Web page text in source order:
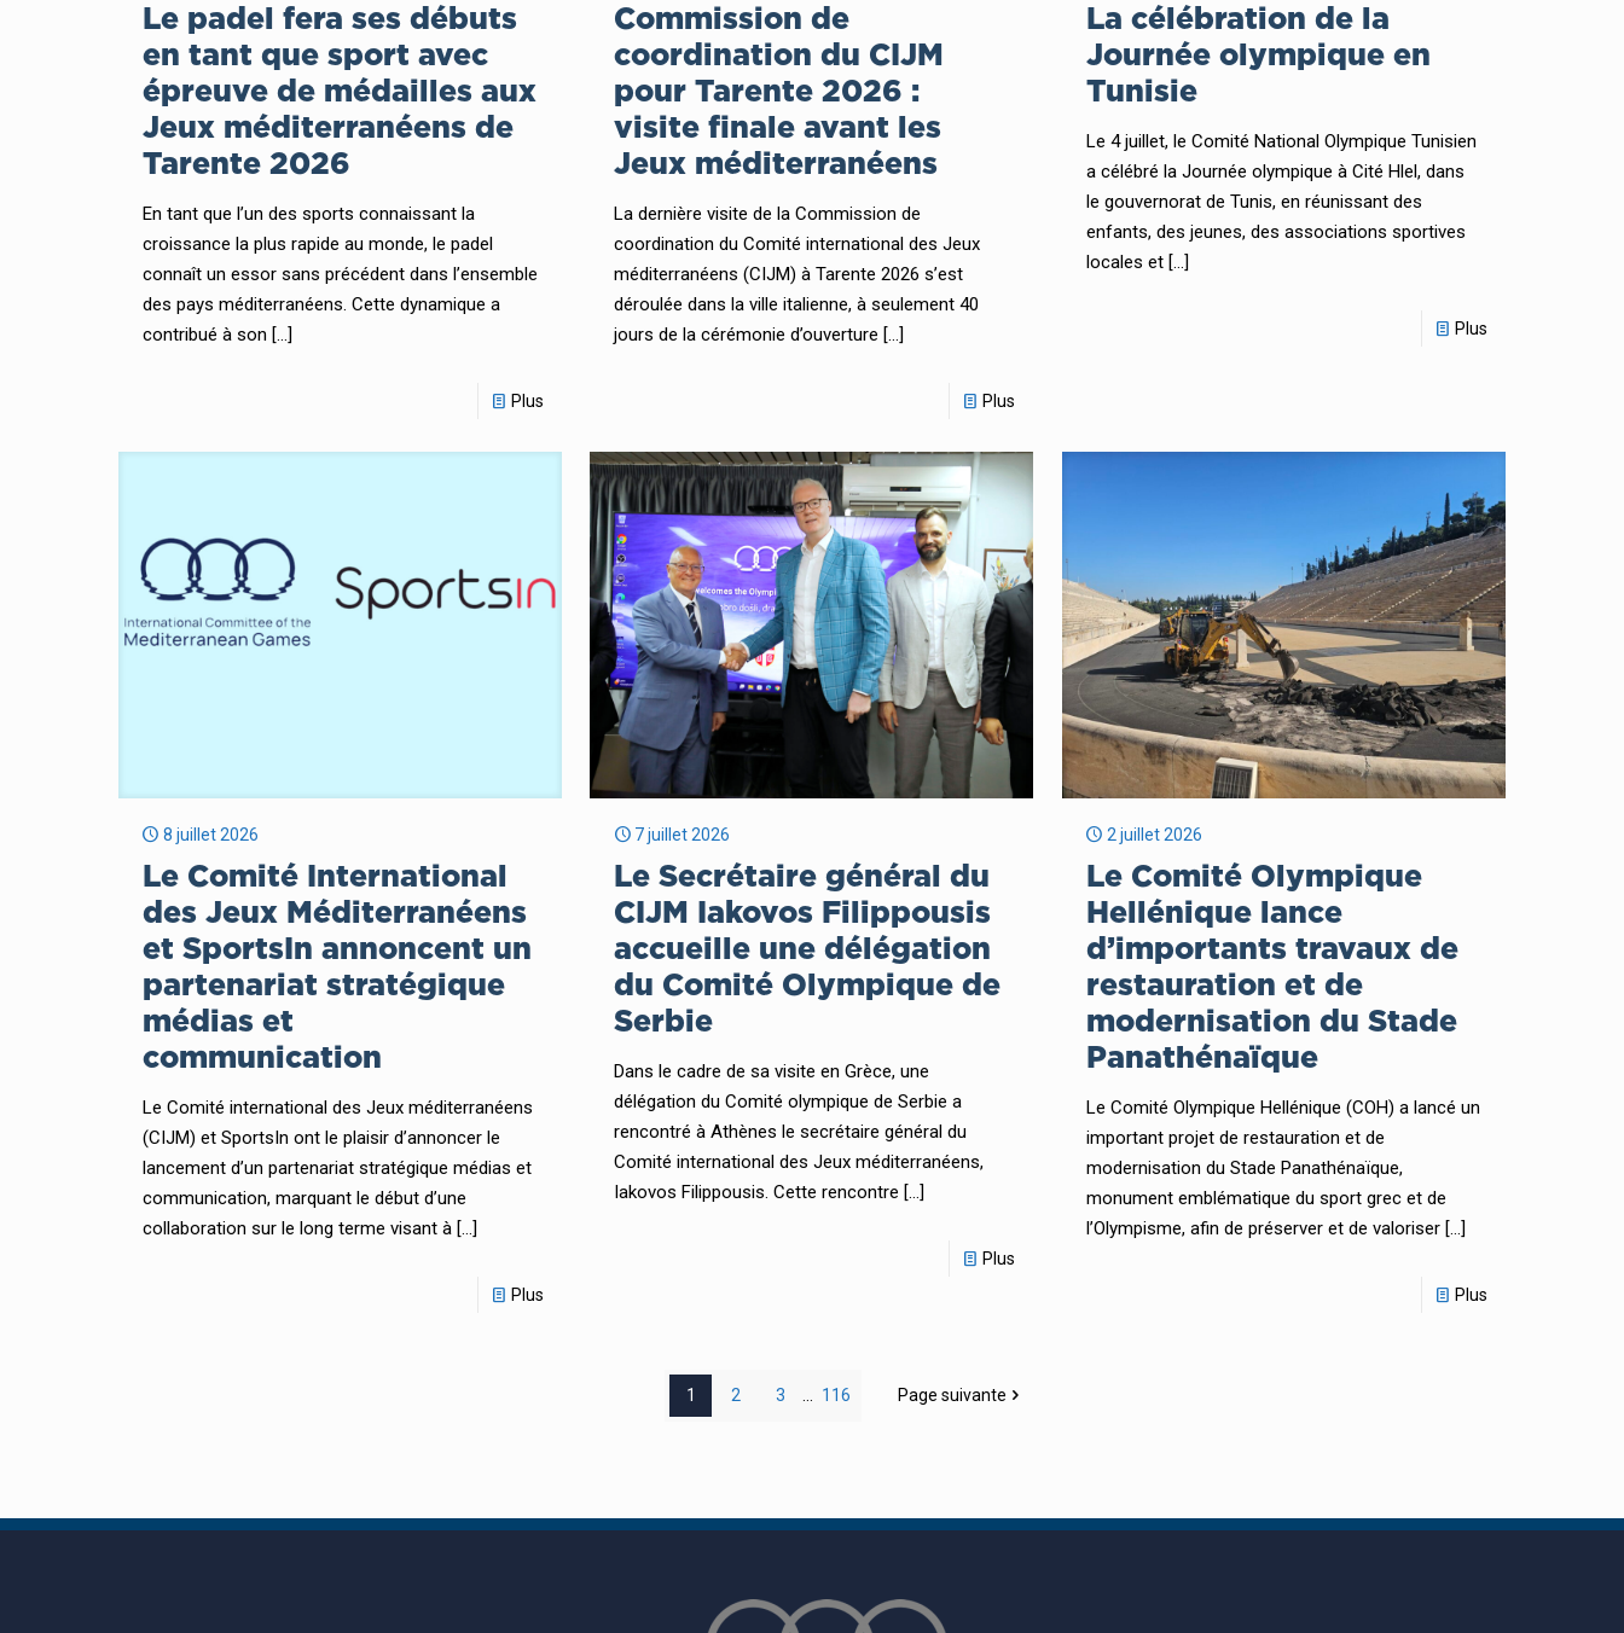
Le padel fera ses débuts
en tant que sport avec
épreuve de médailles aux
Jeux méditerranéens de
Tarente 2026
En tant que l’un des sports connaissant la
croissance la plus rapide au monde, le padel
connaît un essor sans précédent dans l’ensemble
des pays méditerranéens. Cette dynamique a
contribué à son […]
Plus
Commission de
coordination du CIJM
pour Tarente 2026 :
visite finale avant les
Jeux méditerranéens
La dernière visite de la Commission de
coordination du Comité international des Jeux
méditerranéens (CIJM) à Tarente 2026 s’est
déroulée dans la ville italienne, à seulement 40
jours de la cérémonie d’ouverture […]
Plus
La célébration de la
Journée olympique en
Tunisie
Le 4 juillet, le Comité National Olympique Tunisien
a célébré la Journée olympique à Cité Hlel, dans
le gouvernorat de Tunis, en réunissant des
enfants, des jeunes, des associations sportives
locales et[…]
Plus
8 juillet 2026
Le Comité International
des Jeux Méditerranéens
et SportsIn annoncent un
partenariat stratégique
médias et
communication
Le Comité international des Jeux méditerranéens
(CIJM) et SportsIn ont le plaisir d’annoncer le
lancement d’un partenariat stratégique médias et
communication, marquant le début d’une
collaboration sur le long terme visant à[…]
Plus
7 juillet 2026
Le Secrétaire général du
CIJM Iakovos Filippousis
accueille une délégation
du Comité Olympique de
Serbie
Dans le cadre de sa visite en Grèce, une
délégation du Comité olympique de Serbie a
rencontré à Athènes le secrétaire général du
Comité international des Jeux méditerranéens,
Iakovos Filippousis. Cette rencontre […]
Plus
2 juillet 2026
Le Comité Olympique
Hellénique lance
d’importants travaux de
restauration et de
modernisation du Stade
Panathénaïque
Le Comité Olympique Hellénique (COH) a lancé un
important projet de restauration et de
modernisation du Stade Panathénaïque,
monument emblématique du sport grec et de
l’Olympisme, afin de préserver et de valoriser[…]
Plus
1 2 3 116 Page suivante